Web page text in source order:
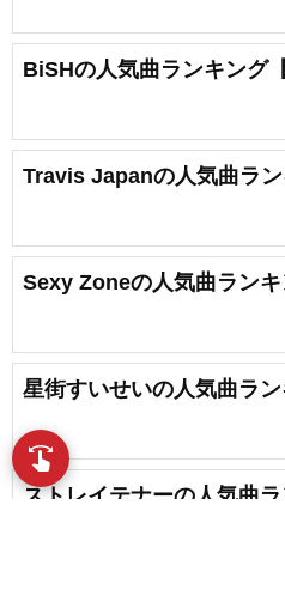
BiSHの人気曲ランキング
Travis Japanの人気曲ラン
Sexy Zoneの人気曲ランキ
星街すいせいの人気曲ラ
ストレイテナーの人気曲ラ
swipe 指先で音楽をブラウズ